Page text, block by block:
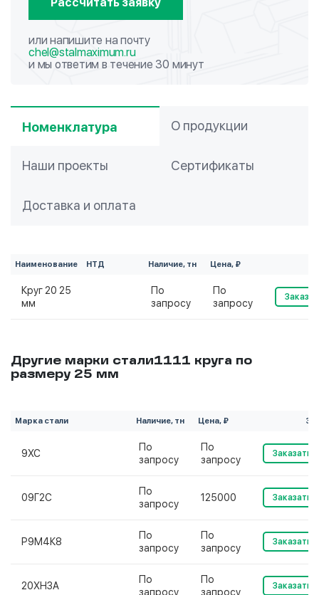
или напишите на почту
chel@stalmaximum.ru
и мы ответим в течение 30 минут
Номенклатура О продукции
Наши проекты Сертификаты
Доставка и оплата
Наименование НТД Наличие, тн Цена, ₽
Круг 20 25
мм
По
запросу
По
запросу
Другие марки стали1111 круга по
размеру 25 мм
Марка стали Наличие, тн Цена, ₽
9ХС
По
запросу
По
запросу
Заказать
09Г2С
По
запросу
125000 Заказать
Р9М4К8
По
запросу
По
запросу
Заказать
20ХН3А
По
запросу
По
запросу
Заказать